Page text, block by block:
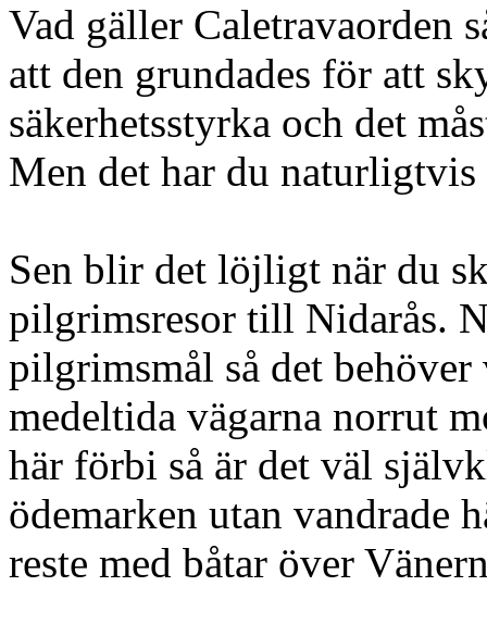
Vad gäller Caletravaorden
att den grundades för att
säkerhetsstyrka och det
Men det har du naturligtvis
Sen blir det löjligt när du
pilgrimsresor till Nidarås.
pilgrimsmål så det
medeltida vägarna norrut
här förbi så är det väl
ödemarken utan vandrade
reste med båtar över